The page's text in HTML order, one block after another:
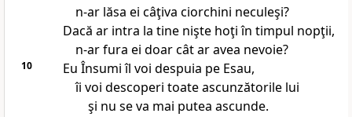
n-ar lăsa ei câţiva ciorchini neculeşi?
Dacă ar intra la tine nişte hoţi în timpul nopţii,
n-ar fura ei doar cât ar avea nevoie?
10
Eu Însumi îl voi despuia pe Esau,
îi voi descoperi toate ascunzătorile lui
şi nu se va mai putea ascunde.